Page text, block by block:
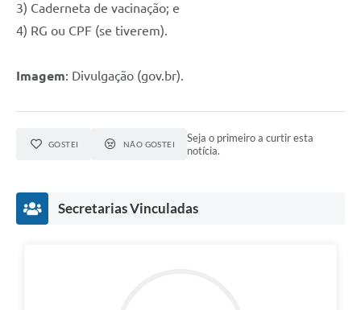
3) Caderneta de vacinação; e
4) RG ou CPF (se tiverem).
Imagem: Divulgação (gov.br).
GOSTEI NÃO GOSTEI
Seja o primeiro a curtir esta
notícia.
Secretarias Vinculadas